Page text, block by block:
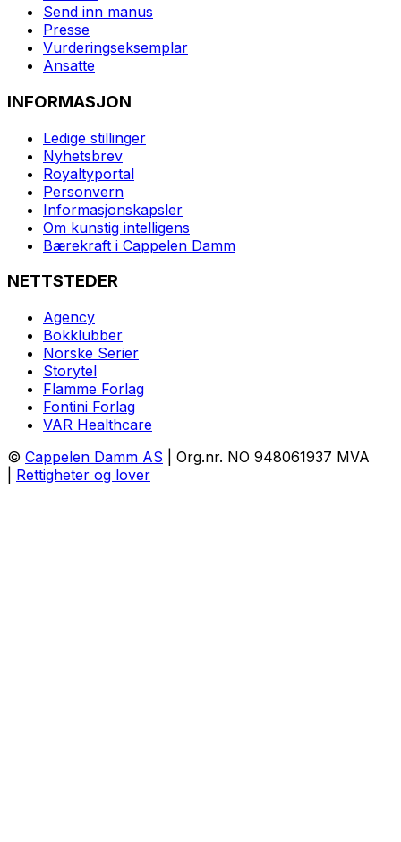
Send inn manus
Presse
Vurderingseksemplar
Ansatte
INFORMASJON
Ledige stillinger
Nyhetsbrev
Royaltyportal
Personvern
Informasjonskapsler
Om kunstig intelligens
Bærekraft i Cappelen Damm
NETTSTEDER
Agency
Bokklubber
Norske Serier
Storytel
Flamme Forlag
Fontini Forlag
VAR Healthcare
© Cappelen Damm AS | Org.nr. NO 948061937 MVA
Rettigheter og lover